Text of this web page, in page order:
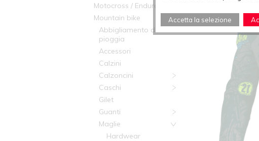
Accetta la selezione
Motocross / Enduro
Mountain bike
Abbigliamento da
pioggia
Accessori
Calzini
Calzoncini
Caschi
Gilet
Guanti
Maglie
Hardwear